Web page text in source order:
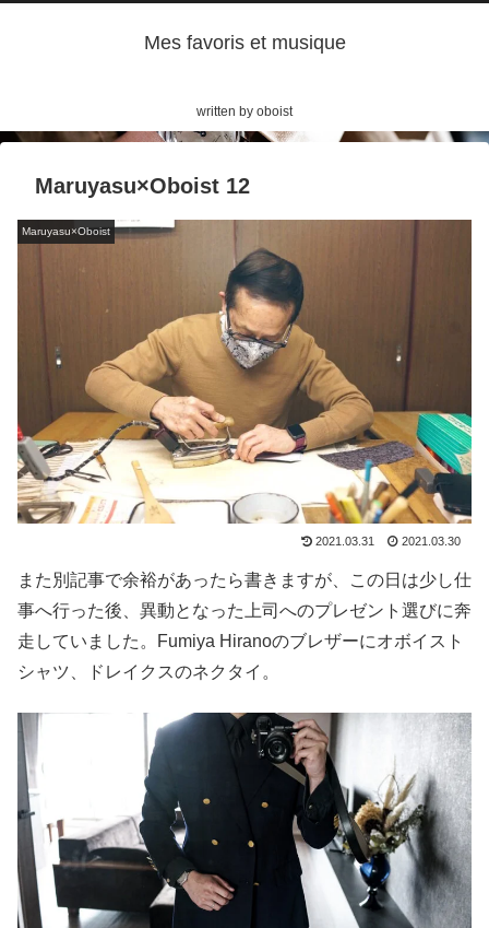
Mes favoris et musique
written by oboist
Maruyasu×Oboist 12
Maruyasu×Oboist
2021.03.31 2021.03.30
また別記事で余裕があったら書きますが、この日は少し仕
事へ行った後、異動となった上司へのプレゼント選びに奔
走していました。Fumiya Hiranoのブレザーにオボイスト
シャツ、ドレイクスのネクタイ。